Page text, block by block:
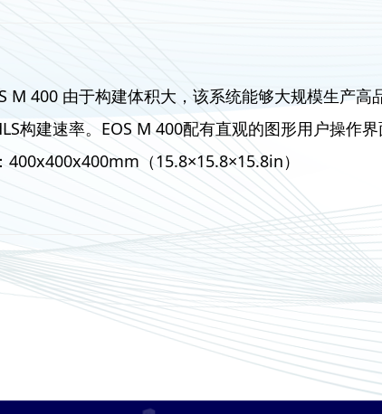
M 400 由于构建体积大，该系统能够大规模生产
构建速率。EOS M 400配有直观的图形用户操作
400x400x400mm（15.8×15.8×15.8in）